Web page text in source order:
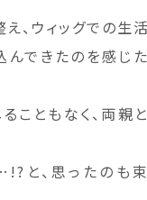
、ウィッグでの生
できたのを感じ
こともなく、両親
と、思ったのも